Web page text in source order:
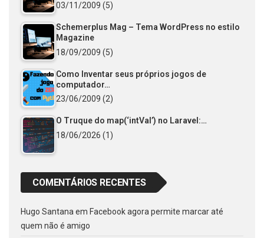
03/11/2009 (5)
Schemerplus Mag – Tema WordPress no estilo
Magazine
18/09/2009 (5)
Como Inventar seus próprios jogos de
computador…
23/06/2009 (2)
O Truque do map(‘intVal’) no Laravel:…
18/06/2026 (1)
COMENTÁRIOS RECENTES
Hugo Santana em Facebook agora permite marcar até
quem não é amigo